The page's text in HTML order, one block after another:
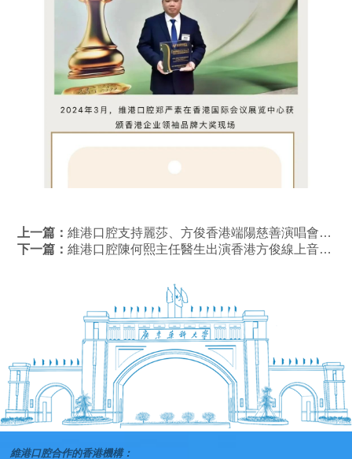
上一篇：維港口腔支持麗莎、方俊香港端陽慈善演唱會，元朗演出現場掌聲連連
下一篇：維港口腔陳何熙主任醫生出演香港方俊線上音樂直播，點爆現場氣氛！
維港口腔合作的香港機構：